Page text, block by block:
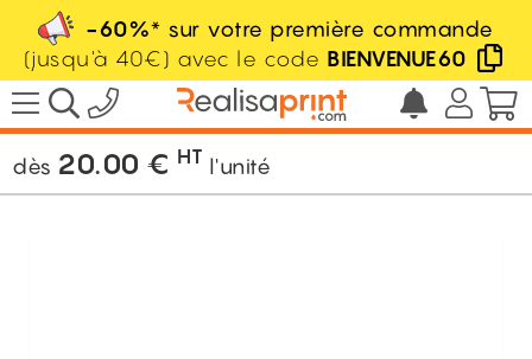
-60%* sur votre première commande
(jusqu'à 40€) avec le code BIENVENUE60
/ Ambiance Stand / Nappe / Chemin de
table personnalisé
dès 20.00 € HT l'unité